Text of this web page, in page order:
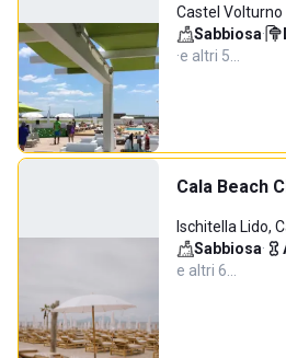
Castel Volturno
Sabbiosa·
·e altri 5…
Cala Beach
Ischitella Lido,
Sabbiosa·
e altri 6…